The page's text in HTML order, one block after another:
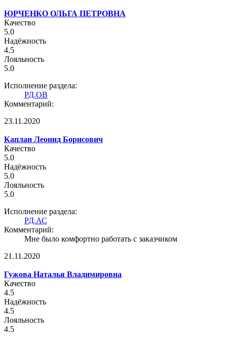
ЮРЧЕНКО ОЛЬГА ПЕТРОВНА
Качество
5.0
Надёжность
4.5
Лояльность
5.0
Исполнение раздела:
РД.ОВ
Комментарий:
23.11.2020
Каплан Леонид Борисович
Качество
5.0
Надёжность
5.0
Лояльность
5.0
Исполнение раздела:
РД.АС
Комментарий:
Мне было комфортно работать с заказчиком
21.11.2020
Гужова Наталья Владимировна
Качество
4.5
Надёжность
4.5
Лояльность
4.5